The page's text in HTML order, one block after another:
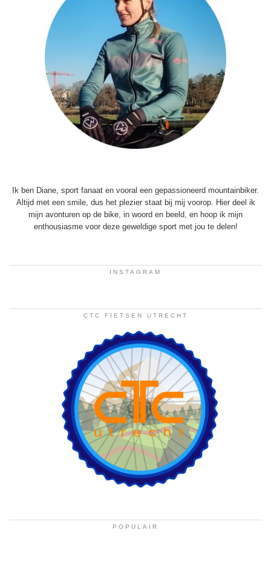
Ik ben Diane, sport fanaat en vooral een gepassioneerd mountainbiker.
Altijd met een smile, dus het plezier staat bij mij voorop. Hier deel ik
mijn avonturen op de bike, in woord en beeld, en hoop ik mijn
enthousiasme voor deze geweldige sport met jou te delen!
INSTAGRAM
CTC FIETSEN UTRECHT
POPULAIR